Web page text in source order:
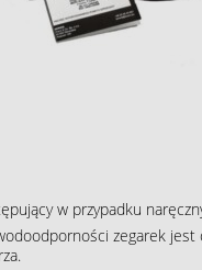
w przypadku
zegarek jest